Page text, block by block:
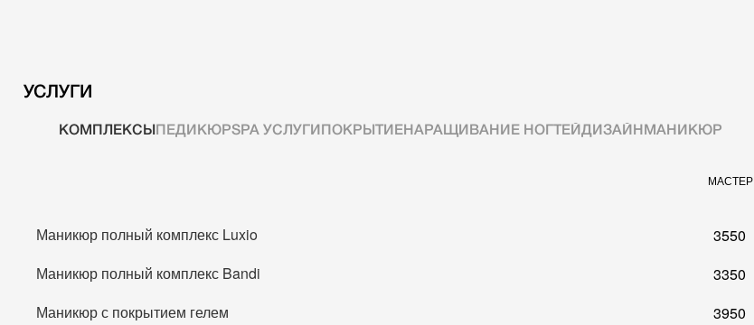
УСЛУГИ
КОМПЛЕКСЫ ПЕДИКЮРSPA УСЛУГИ ПОКРЫТИЕ НАРАЩИВАНИЕ НОГТЕЙ ДИЗАЙН МАНИКЮР
МАСТЕР
Маникюр полный комплекс Luxio 3550
Маникюр полный комплекс Bandi
3350
Маникюр с покрытием гелем
3950